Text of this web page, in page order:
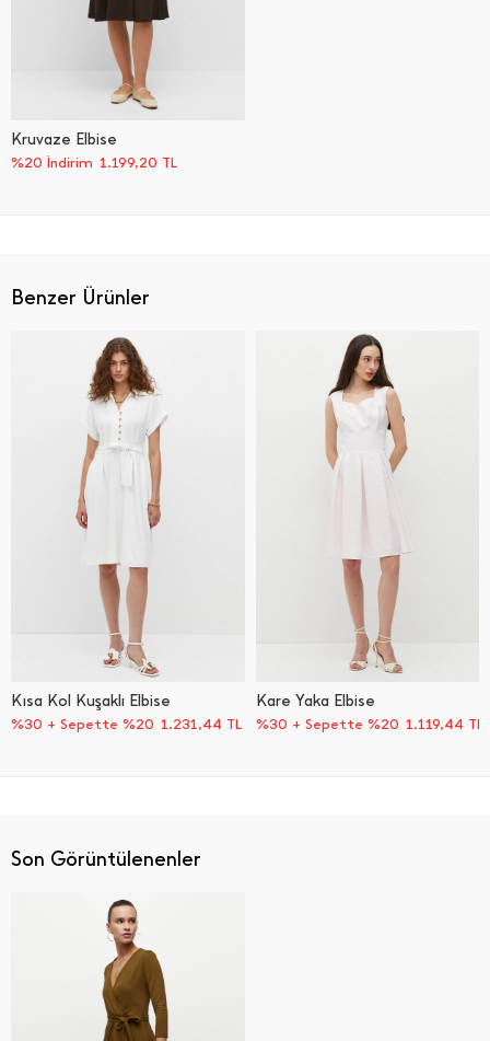
Benzer Ürünler
Kısa Kol Kuşaklı Elbise
%30 + Sepette %20 1.231,44 TL
Kare Yaka Elbise
%30 + Sepette %20 1.119,44 TL
Kruvaze Elbise
%20 İndirim 1.199,20 TL
Son Görüntülenenler